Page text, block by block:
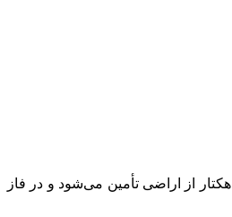
به گزارش بازار، محمد شکیبی‌نسب روز یکشنبه در نشست شورای برنامه‌ریزی مجتمع بندری نگین افزود: در اجرای طرح احداث دهکده لجستیک در مرحله نخست، ۱۳۵ هکتار از اراضی تأمین می‌شود و در فاز